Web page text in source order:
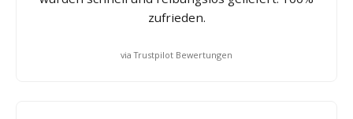
zufrieden.
via Trustpilot Bewertungen